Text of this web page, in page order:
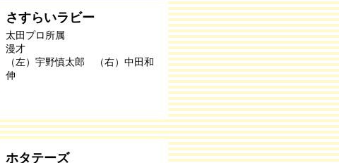
さすらいラビー
太田プロ所属
漫才
（左）宇野慎太郎 （右）中田和
伸
ホタテーズ